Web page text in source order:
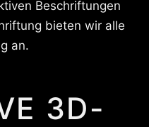
Beschriftungen
bieten wir alle
an.
3D-